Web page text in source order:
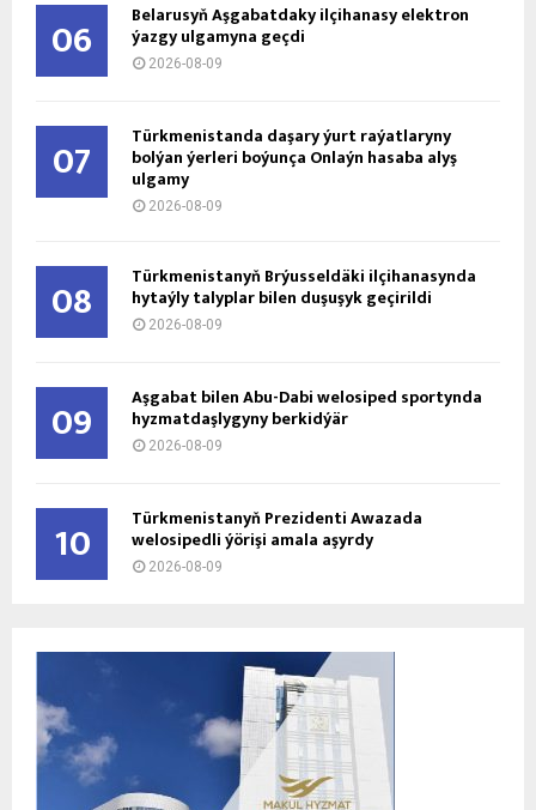
06 Belarusyň Aşgabatdaky ilçihanasy elektron
ýazgy ulgamyna geçdi
2026-08-09
07 Türkmenistanda daşary ýurt raýatlaryny
bolýan ýerleri boýunça Onlaýn hasaba alyş
ulgamy
2026-08-09
08 Türkmenistanyň Brýusseldäki ilçihanasynda
hytaýly talyplar bilen duşuşyk geçirildi
2026-08-09
09 Aşgabat bilen Abu-Dabi welosiped sportynda
hyzmatdaşlygyny berkidýär
2026-08-09
10 Türkmenistanyň Prezidenti Awazada
welosipedli ýörişi amala aşyrdy
2026-08-09